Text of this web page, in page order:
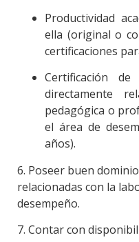
Productividad
ella (original o
certificaciones
Certificación de
directamente
pedagógica o
el área de
años).
6. Poseer buen
relacionadas con la
desempeño.
7. Contar con